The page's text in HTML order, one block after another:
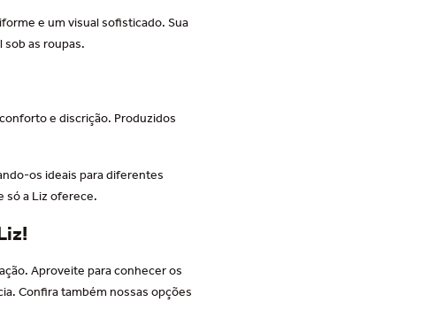
e um visual sofisticado. Sua
as roupas.
e discrição. Produzidos
os ideais para diferentes
só a Liz oferece.
Aproveite para conhecer os
Confira também nossas opções